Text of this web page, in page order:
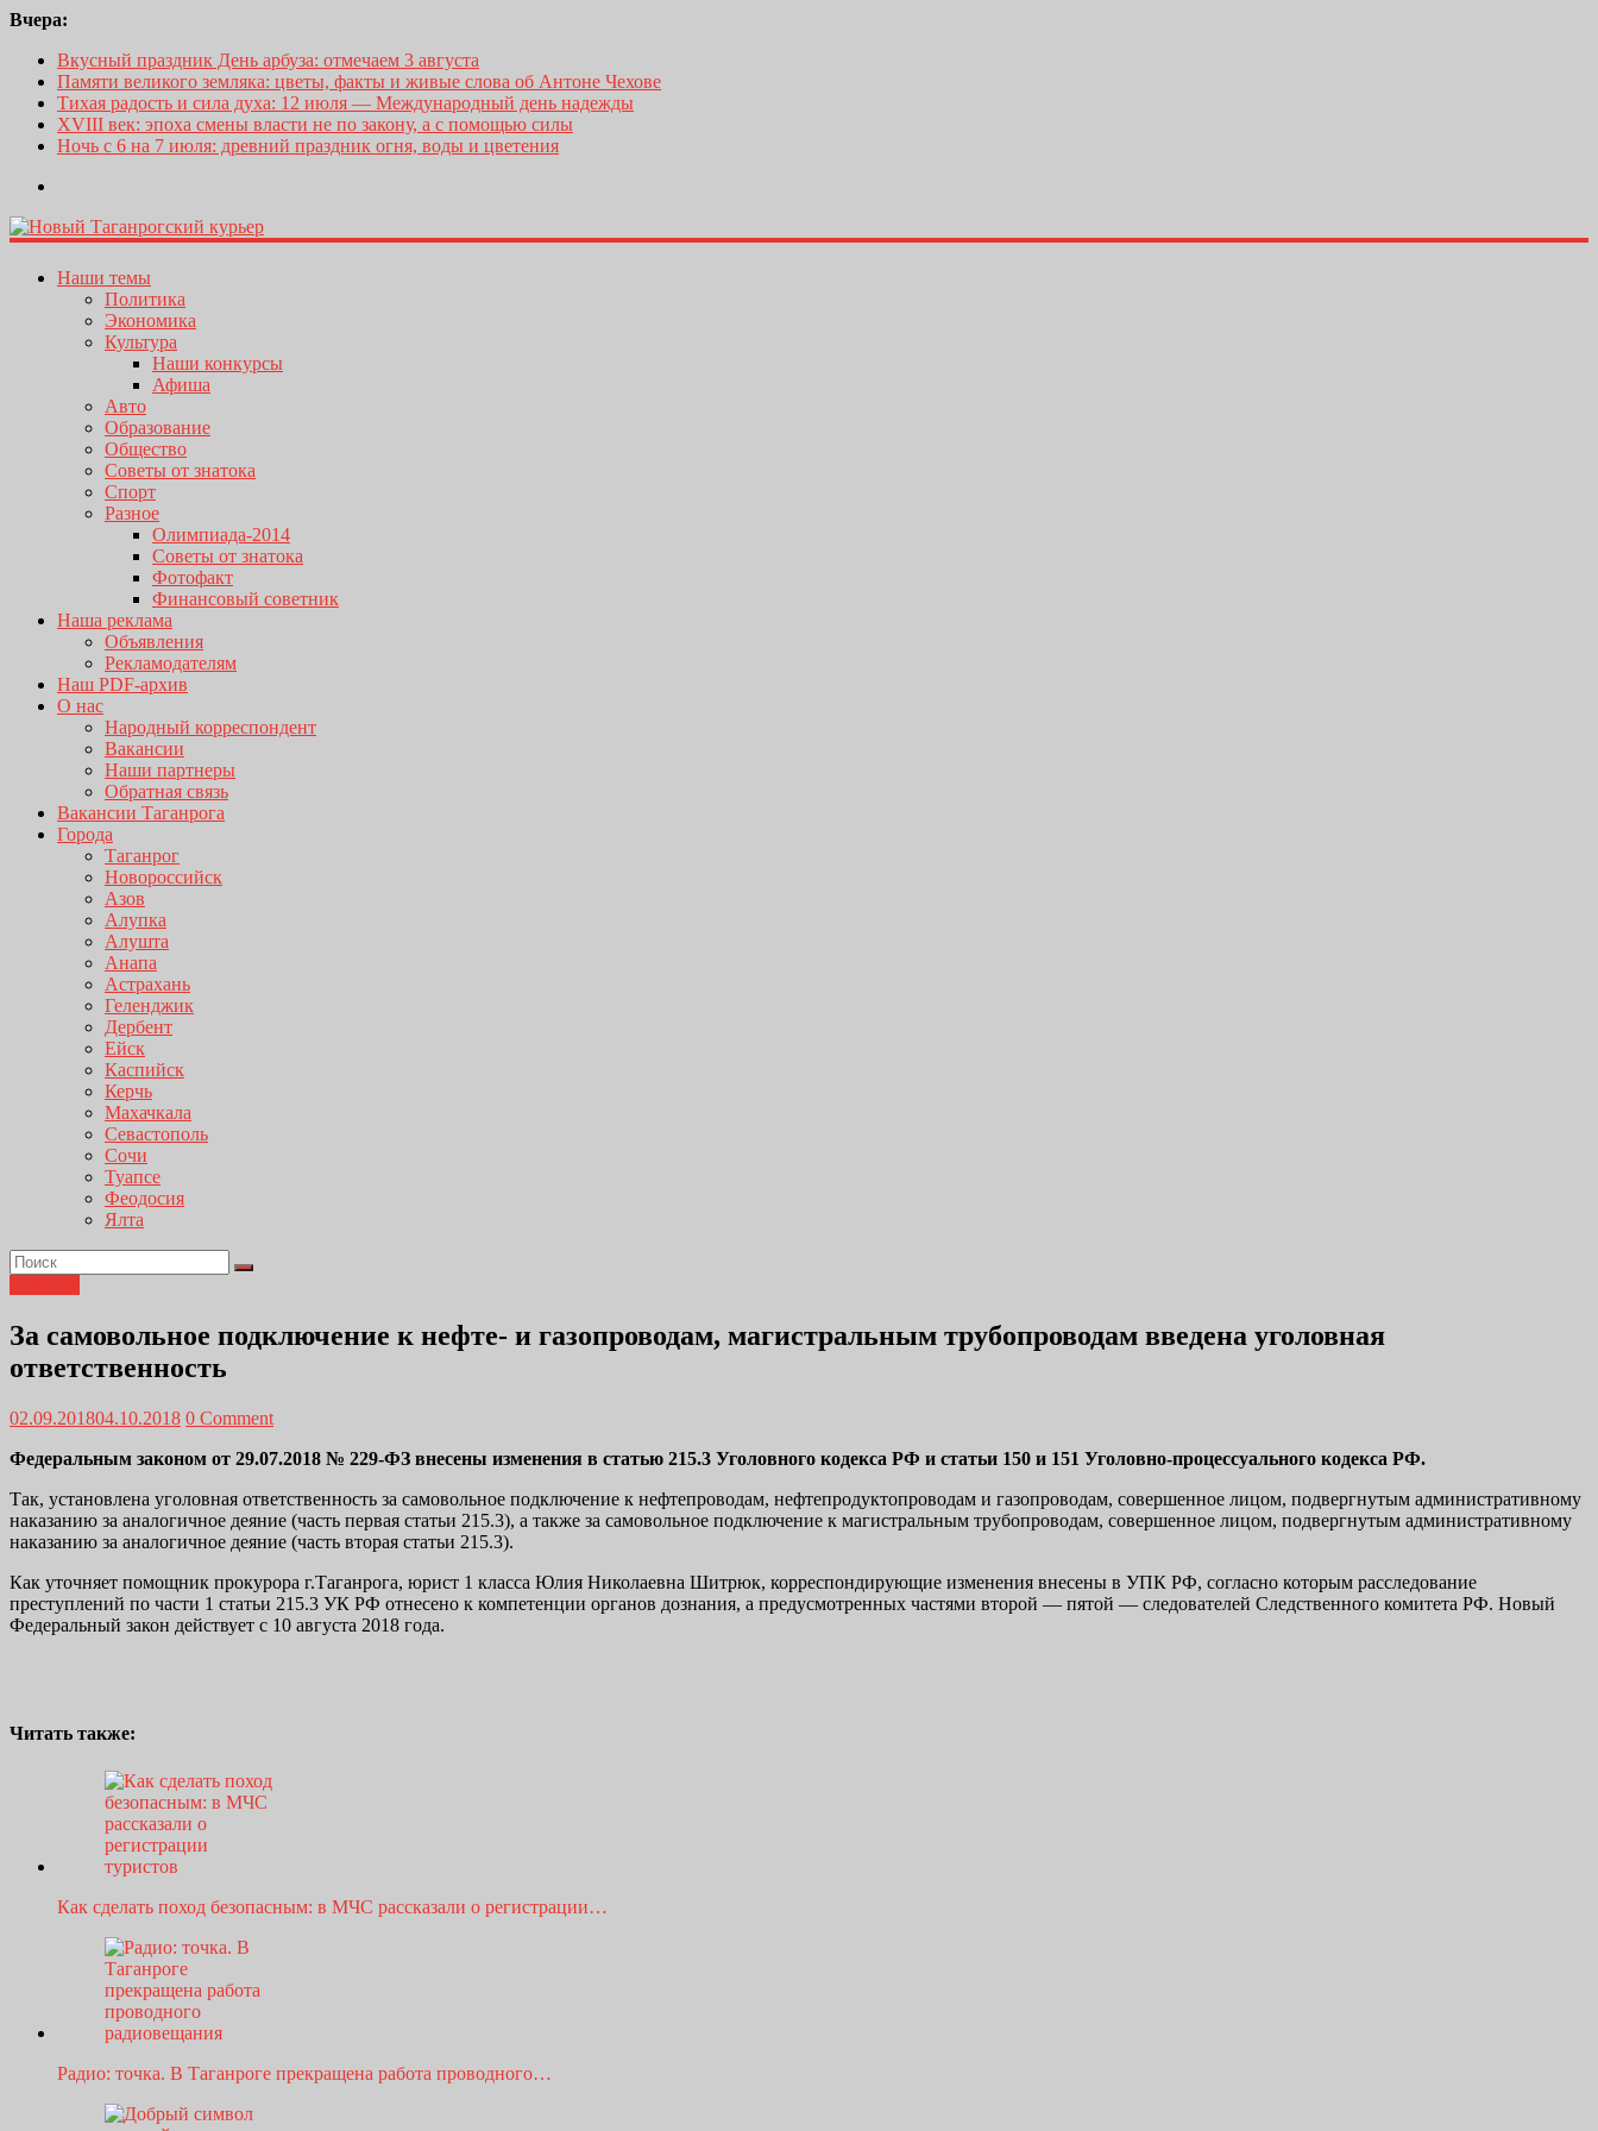
Вчера:
Вкусный праздник День арбуза: отмечаем 3 августа
Памяти великого земляка: цветы, факты и живые слова об Антоне Чехове
Тихая радость и сила духа: 12 июля — Международный день надежды
XVIII век: эпоха смены власти не по закону, а с помощью силы
Ночь с 6 на 7 июля: древний праздник огня, воды и цветения
Наши темы
Политика
Экономика
Культура
Наши конкурсы
Афиша
Авто
Образование
Общество
Советы от знатока
Спорт
Разное
Олимпиада-2014
Советы от знатока
Фотофакт
Финансовый советник
Наша реклама
Объявления
Рекламодателям
Наш PDF-архив
О нас
Народный корреспондент
Вакансии
Наши партнеры
Обратная связь
Вакансии Таганрога
Города
Таганрог
Новороссийск
Азов
Алупка
Алушта
Анапа
Астрахань
Геленджик
Дербент
Ейск
Каспийск
Керчь
Махачкала
Севастополь
Сочи
Туапсе
Феодосия
Ялта
За самовольное подключение к нефте- и газопроводам, магистральным трубопроводам введена уголовная
ответственность
02.09.201804.10.2018 0 Comment
Федеральным законом от 29.07.2018 № 229-ФЗ внесены изменения в статью 215.3 Уголовного кодекса РФ и статьи 150 и 151 Уголовно-процессуального кодекса РФ.
Так, установлена уголовная ответственность за самовольное подключение к нефтепроводам, нефтепродуктопроводам и газопроводам, совершенное лицом, подвергнутым административному
наказанию за аналогичное деяние (часть первая статьи 215.3), а также за самовольное подключение к магистральным трубопроводам, совершенное лицом, подвергнутым административному
наказанию за аналогичное деяние (часть вторая статьи 215.3).
Как уточняет помощник прокурора г.Таганрога, юрист 1 класса Юлия Николаевна Шитрюк, корреспондирующие изменения внесены в УПК РФ, согласно которым расследование
преступлений по части 1 статьи 215.3 УК РФ отнесено к компетенции органов дознания, а предусмотренных частями второй — пятой — следователей Следственного комитета РФ. Новый
Федеральный закон действует с 10 августа 2018 года.
Читать также:
Как сделать поход безопасным: в МЧС рассказали о регистрации…
Радио: точка. В Таганроге прекращена работа проводного…